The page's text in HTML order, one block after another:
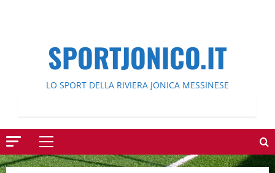
SPORTJONICO.IT
LO SPORT DELLA RIVIERA JONICA MESSINESE
Menu
principale